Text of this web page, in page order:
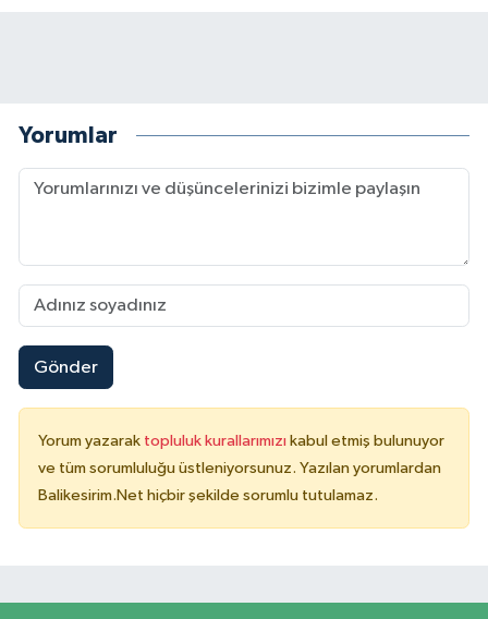
Yorumlar
Gönder
Yorum yazarak topluluk kurallarımızı kabul etmiş bulunuyor
ve tüm sorumluluğu üstleniyorsunuz. Yazılan yorumlardan
Balikesirim.Net hiçbir şekilde sorumlu tutulamaz.